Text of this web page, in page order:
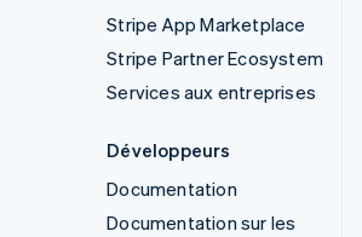
Stripe App Marketplace
Stripe Partner Ecosystem
Services aux entreprises
Développeurs
Documentation
Documentation sur les